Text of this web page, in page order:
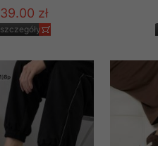
39.00 zł
szczegóły